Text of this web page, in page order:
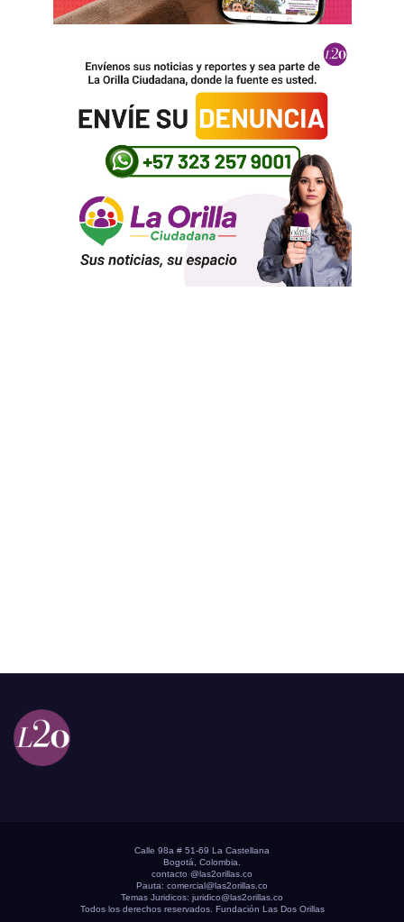
Calle 98a # 51-69 La Castellana
Bogotá, Colombia.
contacto @las2orillas.co
Pauta: comercial@las2orillas.co
Temas Juridicos: juridico@las2orillas.co
Todos los derechos reservados. Fundación Las Dos Orillas